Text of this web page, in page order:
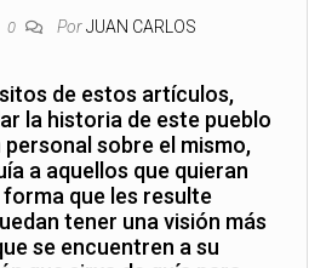
0 Por JUAN CARLOS
de estos artículos,
la historia de este pueblo
sobre el mismo,
a aquellos que quieran
que les resulte
tener una visión más
se encuentren a su